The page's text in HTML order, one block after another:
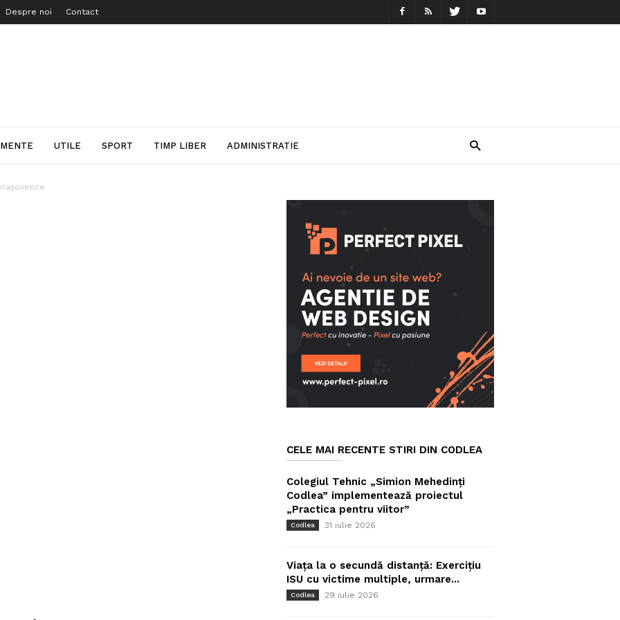
Despre noi Contact
UTILE SPORT TIMP LIBER ADMINISTRATIE
CELE MAI RECENTE STIRI DIN CODLEA
Colegiul Tehnic „Simion Mehedinți
Codlea” implementează proiectul
„Practica pentru viitor”
Codlea 31 iulie 2026
Viața la o secundă distanță: Exercițiu
ISU cu victime multiple, urmare...
Codlea 29 iulie 2026